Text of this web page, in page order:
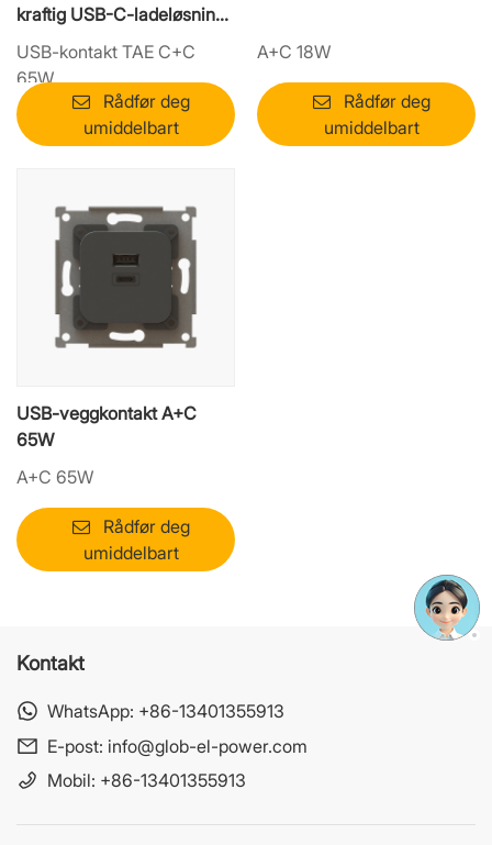
kraftig USB-C-ladeløsning
– 65 W PD-utgang
USB-kontakt TAE C+C
65W
Rådfør deg
umiddelbart
A+C 18W
Rådfør deg
umiddelbart
USB-veggkontakt A+C
65W
A+C 65W
Rådfør deg
umiddelbart
Kontakt
WhatsApp: +86-13401355913
E-post: info@glob-el-power.com
Mobil: +86-13401355913